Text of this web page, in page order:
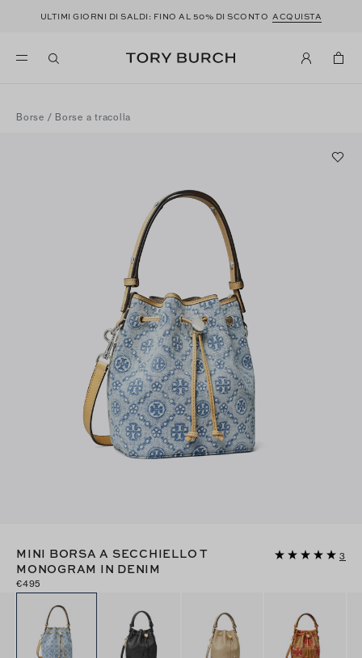
ULTIMI GIORNI DI SALDI: FINO AL 50% DI SCONTO ACQUISTA
Borse / Borse a tracolla
MINI BORSA A SECCHIELLO T
MONOGRAM IN DENIM
3
€495